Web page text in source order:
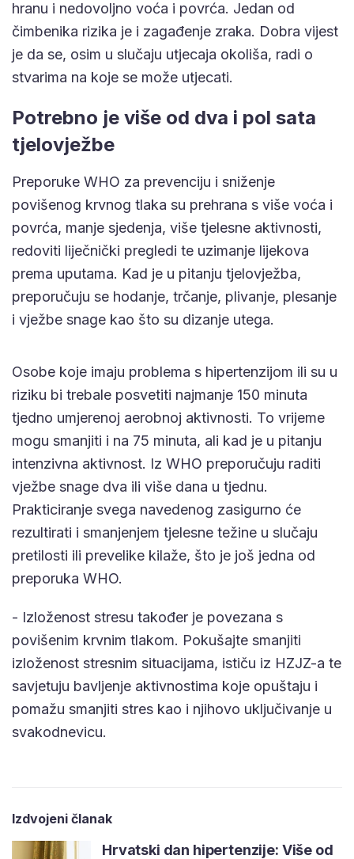
hranu i nedovoljno voća i povrća. Jedan od
čimbenika rizika je i zagađenje zraka. Dobra vijest
je da se, osim u slučaju utjecaja okoliša, radi o
stvarima na koje se može utjecati.
Potrebno je više od dva i pol sata
tjelovježbe
Preporuke WHO za prevenciju i sniženje
povišenog krvnog tlaka su prehrana s više voća i
povrća, manje sjedenja, više tjelesne aktivnosti,
redoviti liječnički pregledi te uzimanje lijekova
prema uputama. Kad je u pitanju tjelovježba,
preporučuju se hodanje, trčanje, plivanje, plesanje
i vježbe snage kao što su dizanje utega.
Osobe koje imaju problema s hipertenzijom ili su u
riziku bi trebale posvetiti najmanje 150 minuta
tjedno umjerenoj aerobnoj aktivnosti. To vrijeme
mogu smanjiti i na 75 minuta, ali kad je u pitanju
intenzivna aktivnost. Iz WHO preporučuju raditi
vježbe snage dva ili više dana u tjednu.
Prakticiranje svega navedenog zasigurno će
rezultirati i smanjenjem tjelesne težine u slučaju
pretilosti ili prevelike kilaže, što je još jedna od
preporuka WHO.
- Izloženost stresu također je povezana s
povišenim krvnim tlakom. Pokušajte smanjiti
izloženost stresnim situacijama, ističu iz HZJZ-a te
savjetuju bavljenje aktivnostima koje opuštaju i
pomažu smanjiti stres kao i njihovo uključivanje u
svakodnevicu.
Izdvojeni članak
Hrvatski dan hipertenzije: Više od